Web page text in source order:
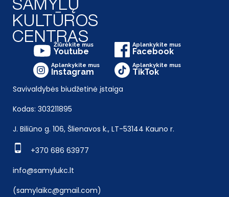
Žiūrėkite mus
Youtube
Aplankykite mus
Facebook
Aplankykite mus
Instagram
Aplankykite mus
TikTok
Savivaldybės biudžetinė įstaiga
Kodas: 303211895
J. Biliūno g. 106, Šlienavos k., LT-53144 Kauno r.
+370 686 63977
info@samylukc.lt
(samylaikc@gmail.com)